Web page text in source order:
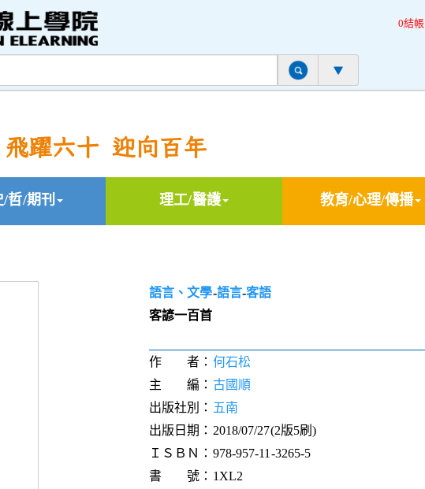
0結帳
飛躍六十 迎向百年
/哲/期刊 理工/醫護 教育/心理/傳播
語言、文學-語言-客語
客諺一百首
作 者： 何石松
主 編： 古國順
出版社別： 五南
出版日期：2018/07/27(2版5刷)
ＩＳＢＮ：978-957-11-3265-5
書 號：1XL2